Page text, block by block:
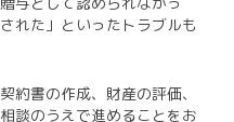
れた」といったトラブルも
約書の作成、財産の評価、
談のうえで進めることをお